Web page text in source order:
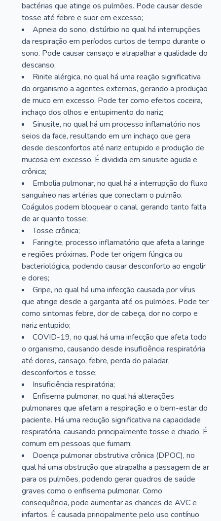
bactérias que atinge os pulmões. Pode causar desde
tosse até febre e suor em excesso;
Apneia do sono, distúrbio no qual há interrupções
da respiração em períodos curtos de tempo durante o
sono. Pode causar cansaço e atrapalhar a qualidade do
descanso;
Rinite alérgica, no qual há uma reação significativa
do organismo a agentes externos, gerando a produção
de muco em excesso. Pode ter como efeitos coceira,
inchaço dos olhos e entupimento do nariz;
Sinusite, no qual há um processo inflamatório nos
seios da face, resultando em um inchaço que gera
desde desconfortos até nariz entupido e produção de
mucosa em excesso. É dividida em sinusite aguda e
crônica;
Embolia pulmonar, no qual há a interrupção do fluxo
sanguíneo nas artérias que conectam o pulmão.
Coágulos podem bloquear o canal, gerando tanto falta
de ar quanto tosse;
Tosse crônica;
Faringite, processo inflamatório que afeta a laringe
e regiões próximas. Pode ter origem fúngica ou
bacteriológica, podendo causar desconforto ao engolir
e dores;
Gripe, no qual há uma infecção causada por vírus
que atinge desde a garganta até os pulmões. Pode ter
como sintomas febre, dor de cabeça, dor no corpo e
nariz entupido;
COVID-19, no qual há uma infecção que afeta todo
o organismo, causando desde insuficiência respiratória
até dores, cansaço, febre, perda do paladar,
desconfortos e tosse;
Insuficiência respiratória;
Enfisema pulmonar, no qual há alterações
pulmonares que afetam a respiração e o bem-estar do
paciente. Há uma redução significativa na capacidade
respiratória, causando principalmente tosse e chiado. É
comum em pessoas que fumam;
Doença pulmonar obstrutiva crônica (DPOC), no
qual há uma obstrução que atrapalha a passagem de ar
para os pulmões, podendo gerar quadros de saúde
graves como o enfisema pulmonar. Como
consequência, pode aumentar as chances de AVC e
infartos. É causada principalmente pelo uso contínuo